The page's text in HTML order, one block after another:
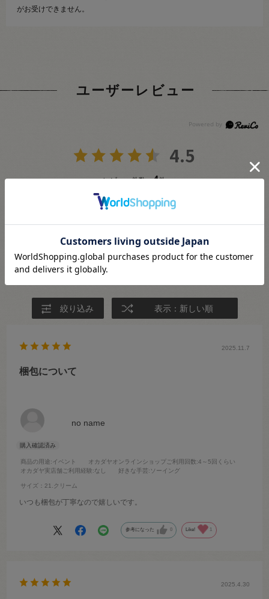
がお受けできません。
ユーザーレビュー
4.5
レビュー件数：4件
★ 1
絞り込み 表示：新しい順
no name
商品の用途:イベント オカダヤオンラインショップご利用回数:4～5回くらい
オカダヤ実店舗ご利用経験:なし 好きな手芸:ソーイング
サイズ：21.クリーム
2025.11.7
梱包について
いつも梱包が丁寧なので嬉しいです。
参考になった 0 Like! 1
2025.4.30